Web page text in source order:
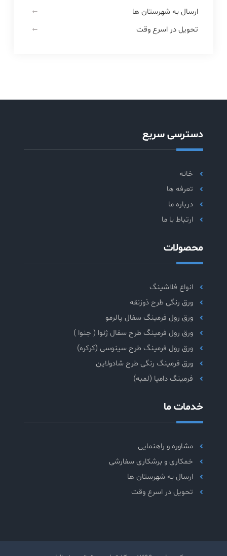
ارسال به شهرستان ها
تحویل در اسرع وقت
دسترسی سریع
خانه
تعرفه ها
درباره ما
ارتباط با ما
محصولات
انواع فلاشینگ
ورق رنگی طرح ذوزنقه
ورق رول فرمینگ سفال پالرمو
ورق رول فرمینگ طرح سفال ژنوا ( جنوا )
ورق رول فرمینگ طرح سینوسی (کرکره)
ورق فرمینگ رنگی طرح شادولاین
فرمینگ دامپا (لمبه)
خدمات ما
مشاوره و راهنمایی
خمکاری و برشکاری سفارشی
ارسال به شهرستان ها
تحویل در اسرع وقت